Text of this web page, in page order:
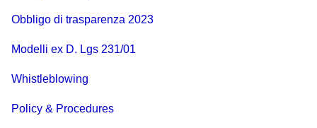
Obbligo di trasparenza 2023
Modelli ex D. Lgs 231/01
Whistleblowing
Policy & Procedures